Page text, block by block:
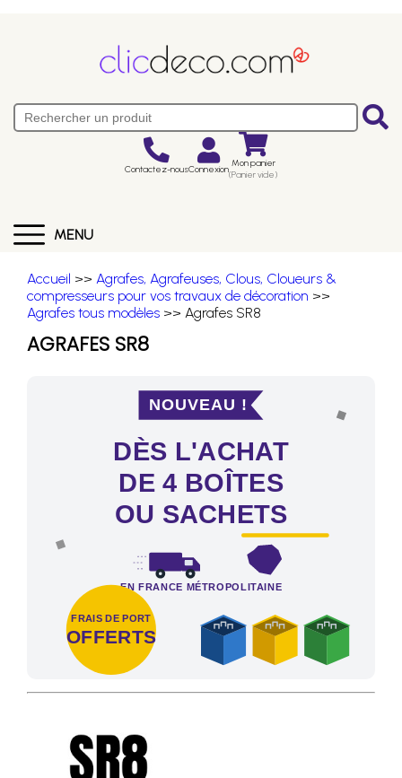
Contactez-nousConnexion Mon panier
(Panier vide)
MENU
Accueil >> Agrafes, Agrafeuses, Clous, Cloueurs &
compresseurs pour vos travaux de décoration >>
Agrafes tous modèles >> Agrafes SR8
AGRAFES SR8
NOUVEAU !
DÈS L'ACHAT
DE 4 BOÎTES
OU SACHETS
EN FRANCE MÉTROPOLITAINE
FRAIS DE PORT
OFFERTS
Frais de port offerts en France métropolitaine dès l'achat de